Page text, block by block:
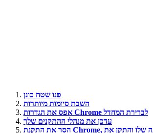
פנו שטח כונן
השבת סיומות מיותרות
אפס את הגדרות Chrome לברירת המחדל
עדכן את מנהלי ההתקנים שלך